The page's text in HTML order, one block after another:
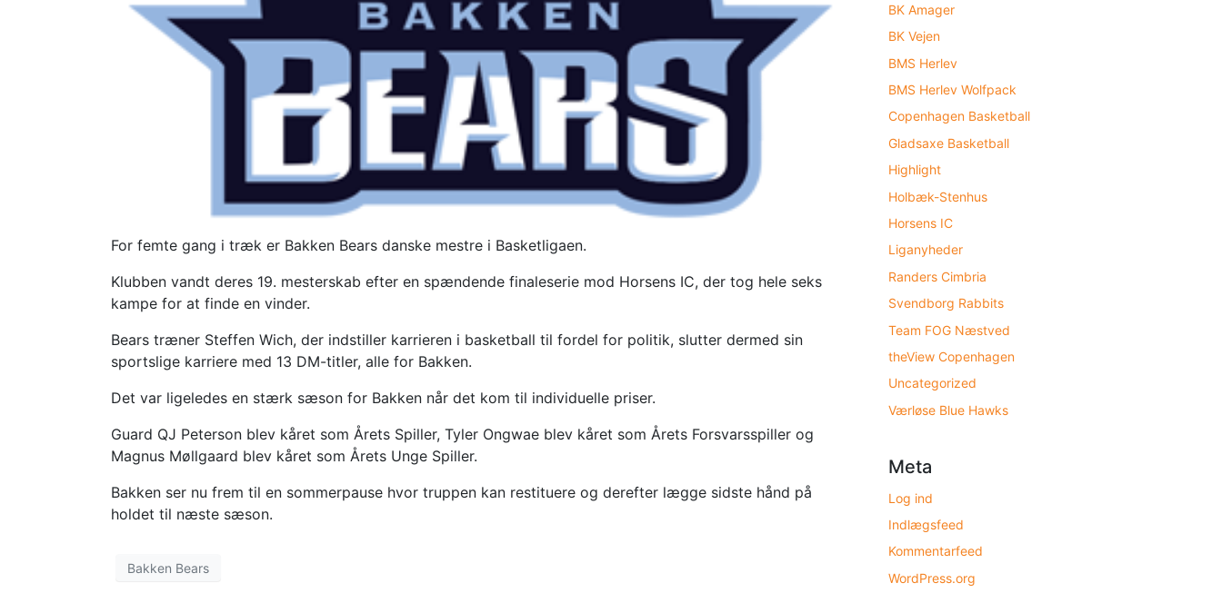
For femte gang i træk er Bakken Bears danske mestre i Basketligaen.
Klubben vandt deres 19. mesterskab efter en spændende finaleserie mod Horsens IC, der tog hele seks
kampe for at finde en vinder.
Bears træner Steffen Wich, der indstiller karrieren i basketball til fordel for politik, slutter dermed sin
sportslige karriere med 13 DM-titler, alle for Bakken.
Det var ligeledes en stærk sæson for Bakken når det kom til individuelle priser.
Guard QJ Peterson blev kåret som Årets Spiller, Tyler Ongwae blev kåret som Årets Forsvarsspiller og
Magnus Møllgaard blev kåret som Årets Unge Spiller.
Bakken ser nu frem til en sommerpause hvor truppen kan restituere og derefter lægge sidste hånd på
holdet til næste sæson.
Bakken Bears
BK Amager
BK Vejen
BMS Herlev
BMS Herlev Wolfpack
Copenhagen Basketball
Gladsaxe Basketball
Highlight
Holbæk-Stenhus
Horsens IC
Liganyheder
Randers Cimbria
Svendborg Rabbits
Team FOG Næstved
theView Copenhagen
Uncategorized
Værløse Blue Hawks
Meta
Log ind
Indlægsfeed
Kommentarfeed
WordPress.org